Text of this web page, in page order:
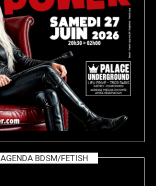
AGENDA BDSM/FETISH